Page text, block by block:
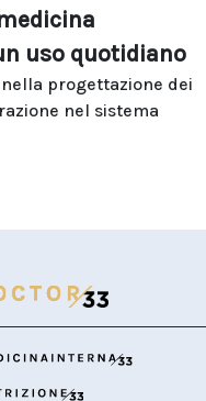
uso quotidiano
progettazione dei
nel sistema